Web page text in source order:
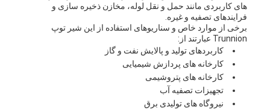
های کاربردی مانند حمل و نقل لوله، مخازن ذخیره سازی و
فرایندهای تصفیه و غیره.
برخی از موارد خاص و سناریوهای استفاده از این شیر توپ
Trunnion عبارتند از:
کاربردهای تولید و پالایش نفت و گاز
کارخانه های پردازش شیمیایی
کارخانه های پتروشیمی
تجهیزات تصفیه آب
نیروگاه های تولیدی برق